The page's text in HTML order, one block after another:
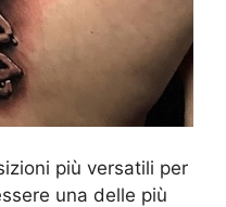
più versatili per
una delle più